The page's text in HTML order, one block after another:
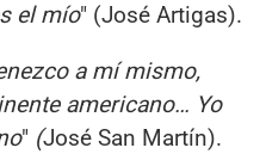
el mío" (José Artigas).
a mí mismo,
americano… Yo
" (José San Martín).